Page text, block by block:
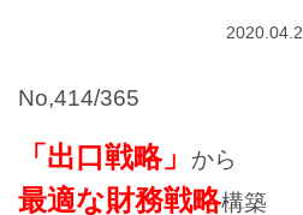
No,414/365
「出口戦略」 から
最適な財務戦略構築